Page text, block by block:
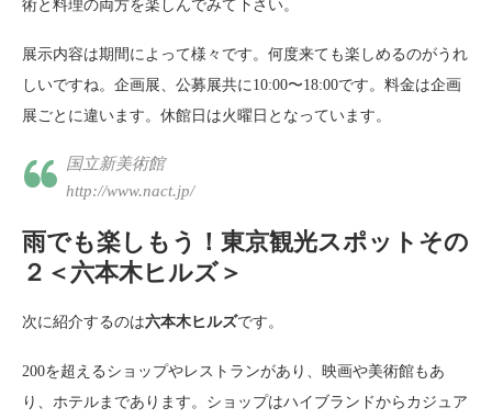
術と料理の両方を楽しんでみて下さい。
展示内容は期間によって様々です。何度来ても楽しめるのがうれ
しいですね。企画展、公募展共に10:00〜18:00です。料金は企画
展ごとに違います。休館日は火曜日となっています。
国立新美術館
http://www.nact.jp/
雨でも楽しもう！東京観光スポットその
２＜六本木ヒルズ＞
次に紹介するのは六本木ヒルズです。
200を超えるショップやレストランがあり、映画や美術館もあ
り、ホテルまであります。ショップはハイブランドからカジュア